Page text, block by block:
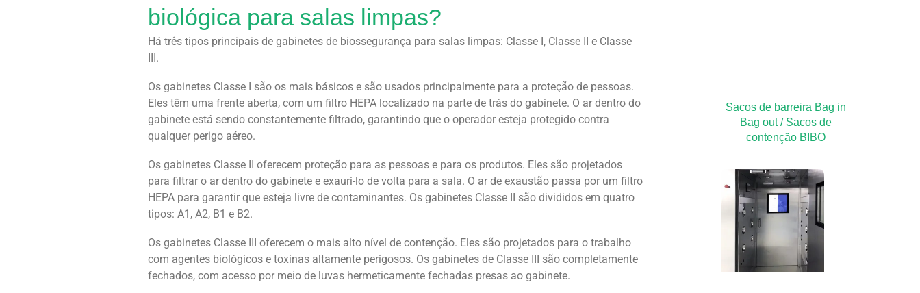
biológica para salas limpas?
Há três tipos principais de gabinetes de biossegurança para salas limpas: Classe I, Classe II e Classe
III.
Os gabinetes Classe I são os mais básicos e são usados principalmente para a proteção de pessoas.
Eles têm uma frente aberta, com um filtro HEPA localizado na parte de trás do gabinete. O ar dentro do
gabinete está sendo constantemente filtrado, garantindo que o operador esteja protegido contra
qualquer perigo aéreo.
Os gabinetes Classe II oferecem proteção para as pessoas e para os produtos. Eles são projetados
para filtrar o ar dentro do gabinete e exauri-lo de volta para a sala. O ar de exaustão passa por um filtro
HEPA para garantir que esteja livre de contaminantes. Os gabinetes Classe II são divididos em quatro
tipos: A1, A2, B1 e B2.
Os gabinetes Classe III oferecem o mais alto nível de contenção. Eles são projetados para o trabalho
com agentes biológicos e toxinas altamente perigosos. Os gabinetes de Classe III são completamente
fechados, com acesso por meio de luvas hermeticamente fechadas presas ao gabinete.
Sacos de barreira Bag in
Bag out / Sacos de
contenção BIBO